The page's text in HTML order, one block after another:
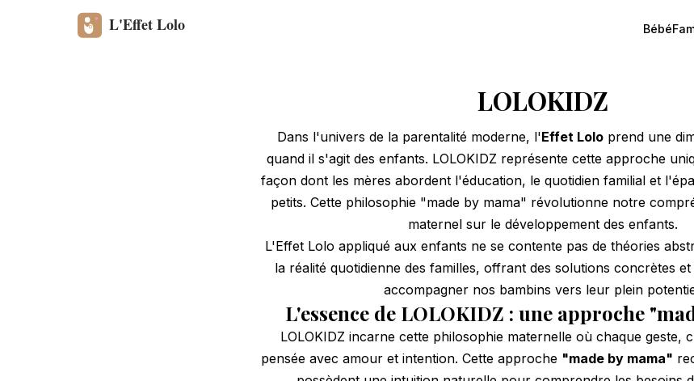
Bébé
LOLOKIDZ
Dans l'univers de la parentalité moderne, l'Effet Loloprend une
quand il s'agit des enfants. LOLOKIDZ représente cette approche
façon dont les mères abordent l'éducation, le quotidien familial et
petits. Cette philosophie "made by mama" révolutionne notre
maternel sur le développement des enfants.
L'Effet Lolo appliqué aux enfants ne se contente pas de théories
la réalité quotidienne des familles, offrant des solutions concrètes
accompagner nos bambins vers leur plein
L'essence de LOLOKIDZ : une approche
LOLOKIDZ incarne cette philosophie maternelle où chaque geste,
pensée avec amour et intention. Cette approche "made by mama"